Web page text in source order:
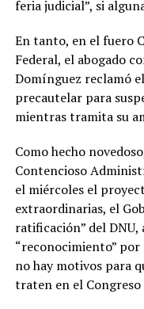
feria judicial”, si
En tanto, en el fuero
Federal, el abogado
Domínguez reclamó
precautelar para
mientras tramita su
Como hecho
Contencioso
el miércoles el
extraordinarias, el
ratificación” del
“reconocimiento”
no hay motivos para
traten en el Congreso